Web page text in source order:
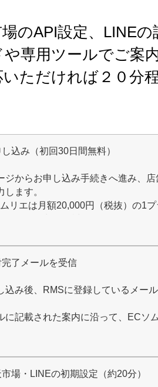
のAPI設定、LINE
専用ツールでご案
ただければ２０分
込み（初回30日間無料）
ジからお申し込み手続きへ進み、
します。
リエは月額20,000円（税抜）の1
了メールを受信
込み後、RMSに登録しているメー
に記載された案内に沿って、ECソ
場・LINEの初期設定（約20分）